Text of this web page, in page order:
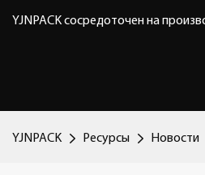
YJNPACK сосредоточен на
YJNPACK Ресурсы Новости